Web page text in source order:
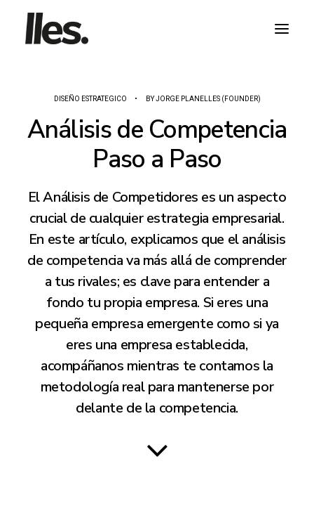
DISEÑO ESTRATEGICO • BYJORGE PLANELLES (FOUNDER)
Análisis de Competencia
Paso a Paso
El Análisis de Competidores es un aspecto
crucial de cualquier estrategia empresarial.
En este artículo, explicamos que el análisis
de competencia va más allá de comprender
a tus rivales; es clave para entender a
fondo tu propia empresa. Si eres una
pequeña empresa emergente como si ya
eres una empresa establecida,
acompáñanos mientras te contamos la
metodología real para mantenerse por
delante de la competencia.